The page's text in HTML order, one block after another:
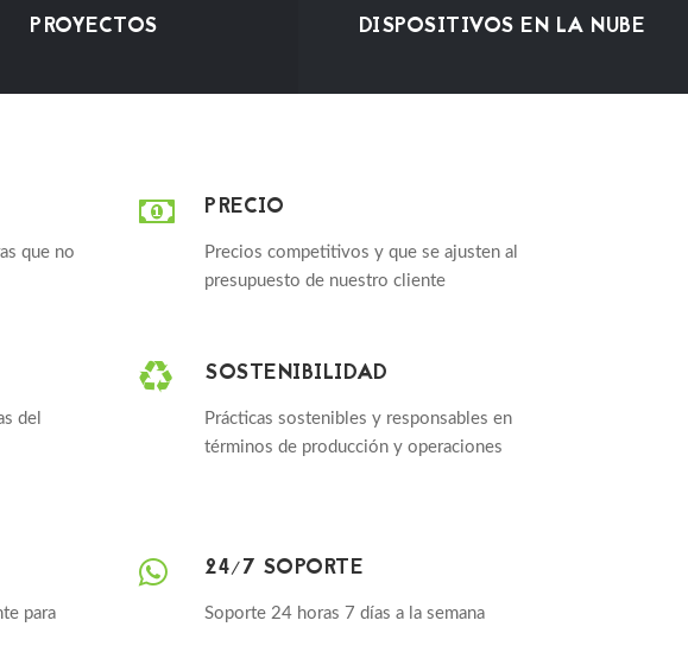
PROYECTOS DISPOSITIVOS EN LA NUBE
que no
PRECIO
Precios competitivos y que se ajusten al
presupuesto de nuestro cliente
del
SOSTENIBILIDAD
Prácticas sostenibles y responsables en
términos de producción y operaciones
para
24/7 SOPORTE
Soporte 24 horas 7 días a la semana